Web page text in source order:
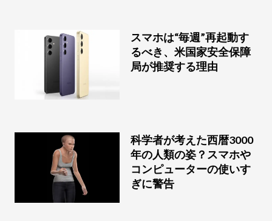
スマホは“毎週”再起動す
るべき、米国家安全保障
局が推奨する理由
科学者が考えた西暦3000
年の人類の姿？スマホや
コンピューターの使いす
ぎに警告